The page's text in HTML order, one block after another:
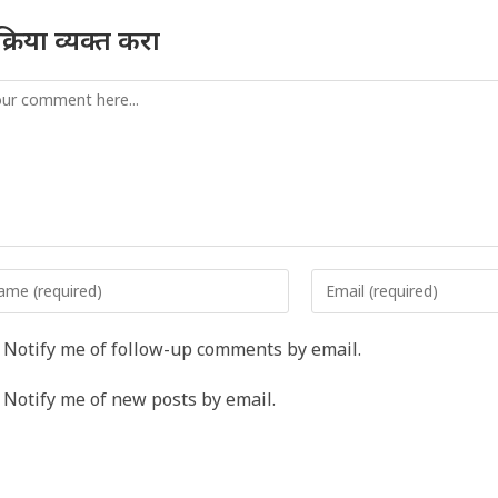
व्यक्त करा
your
address
Notify me of follow-up comments by email.
Notify me of new posts by email.